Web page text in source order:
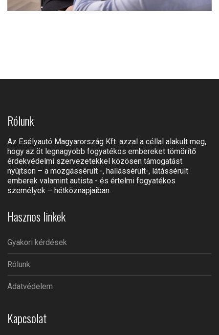
Rólunk
Az Esélyautó Magyarország Kft. azzal a céllal alakult meg,
hogy az öt legnagyobb fogyatékos embereket tömörítő
érdekvédelmi szervezetekkel közösen támogatást
nyújtson – a mozgássérült -, hallássérült-, látássérült
emberek valamint autista - és értelmi fogyatékos
személyek – hétköznapjaiban.
Hasznos linkek
Gyakori kérdések
Rólunk
Adatvédelem
Kapcsolat